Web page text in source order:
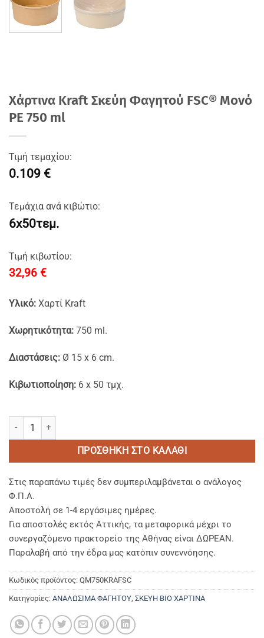
Χάρτινα Kraft Σκεύη Φαγητού FSC® Μονό
PE 750 ml
Τιμή τεμαχίου:
0.109 €
Τεμάχια ανά κιβώτιο:
6x50τεμ.
Τιμή κιβωτίου:
32,96 €
Υλικό: Χαρτί Kraft
Χωρητικότητα: 750 ml.
Διαστάσεις: Ø 15 x 6 cm.
Κιβωτιοποίηση: 6 x 50 τμχ.
Χάρτινα Kraft Σκεύη Φαγητού FSC® Μονό PE 750 ml ποσότητα
ΠΡΟΣΘΉΚΗ ΣΤΟ ΚΑΛΆΘΙ
Στις παραπάνω τιμές δεν συμπεριλαμβάνεται ο ανάλογος
Φ.Π.Α.
Αποστολή σε 1-4 εργάσιμες ημέρες.
Για αποστολές εκτός Αττικής, τα μεταφορικά μέχρι το
συνεργαζόμενο πρακτορείο της Αθήνας είναι ΔΩΡΕΑΝ.
Παραλαβή από την έδρα μας κατόπιν συνεννόησης.
Κωδικός προϊόντος: QM750KRAFSC
Κατηγορίες: ΑΝΑΛΩΣΙΜΑ ΦΑΓΗΤΟΥ, ΣΚΕΥΗ ΒΙΟ ΧΑΡΤΙΝΑ